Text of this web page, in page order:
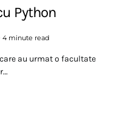
Python
4 minute read
au urmat o facultate